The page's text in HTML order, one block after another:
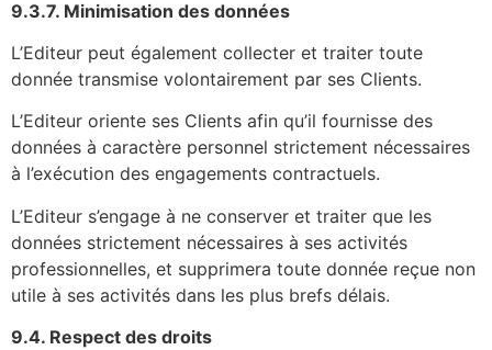
9.3.7. Minimisation des données
L’Editeur peut également collecter et traiter toute
donnée transmise volontairement par ses Clients.
L’Editeur oriente ses Clients afin qu’il fournisse des
données à caractère personnel strictement nécessaires
à l’exécution des engagements contractuels.
L’Editeur s’engage à ne conserver et traiter que les
données strictement nécessaires à ses activités
professionnelles, et supprimera toute donnée reçue non
utile à ses activités dans les plus brefs délais.
9.4. Respect des droits